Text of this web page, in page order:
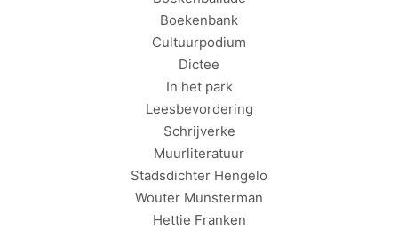
Boekenbank
Cultuurpodium
Dictee
In het park
Leesbevordering
Schrijverke
Muurliteratuur
Stadsdichter Hengelo
Wouter Munsterman
Hettie Franken